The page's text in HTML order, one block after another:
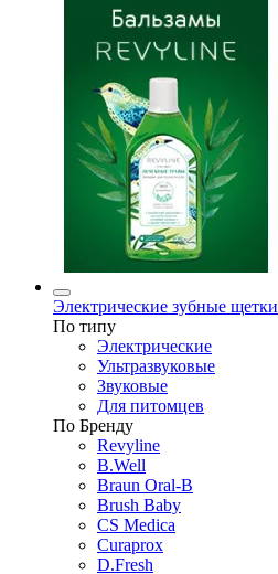
Электрические зубные щетки
По типу
Электрические
Ультразвуковые
Звуковые
Для питомцев
По Бренду
Revyline
B.Well
Braun Oral-B
Brush Baby
CS Medica
Curaprox
D.Fresh